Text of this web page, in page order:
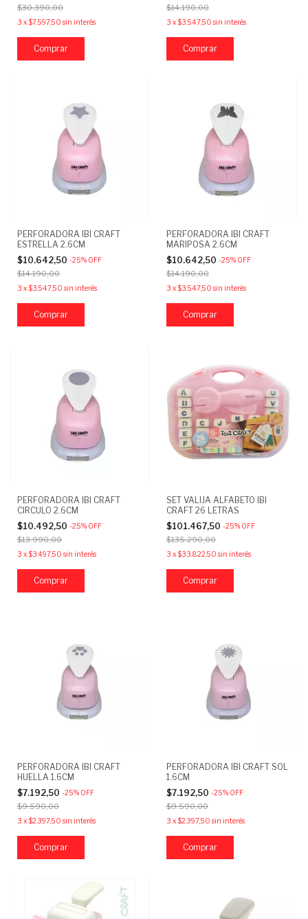
$30.390,00
3 x$7.597,50 sin interés
$14.190,00
3 x$3.547,50 sin interés
Comprar
PERFORADORA IBI CRAFT
ESTRELLA 2.6CM
$10.642,50 -25% OFF
$14.190,00
3 x$3.547,50 sin interés
PERFORADORA IBI CRAFT
MARIPOSA 2.6CM
$10.642,50 -25% OFF
$14.190,00
3 x$3.547,50 sin interés
PERFORADORA IBI CRAFT
CIRCULO 2.6CM
$10.492,50 -25% OFF
$13.990,00
3 x$3.497,50 sin interés
SET VALIJA ALFABETO IBI
CRAFT 26 LETRAS
$101.467,50 -25% OFF
$135.290,00
3 x$33.822,50 sin interés
PERFORADORA IBI CRAFT
HUELLA 1.6CM
$7.192,50 -25% OFF
$9.590,00
3 x$2.397,50 sin interés
PERFORADORA IBI CRAFT SOL
1.6CM
$7.192,50 -25% OFF
$9.590,00
3 x$2.397,50 sin interés